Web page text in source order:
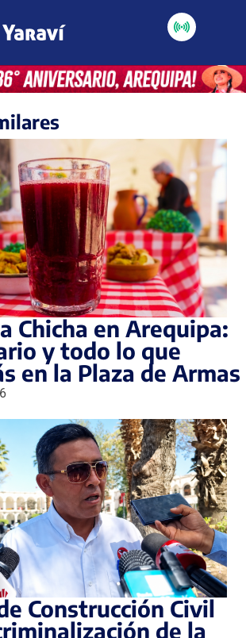
Chicha en Arequipa:
y todo lo que
en la Plaza de Armas
Construcción Civil
de la